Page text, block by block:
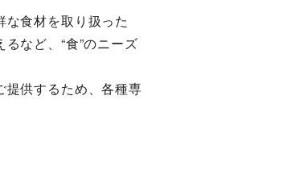
食材を取り扱った
など、“食”のニーズ
提供するため、各種専